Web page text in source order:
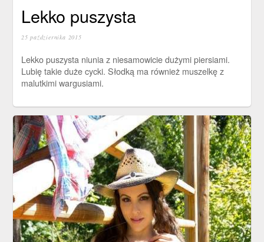
Lekko puszysta
25 października 2015
Lekko puszysta niunia z niesamowicie dużymi piersiami.
Lubię takie duże cycki. Słodką ma również muszelkę z
malutkimi wargusiami.